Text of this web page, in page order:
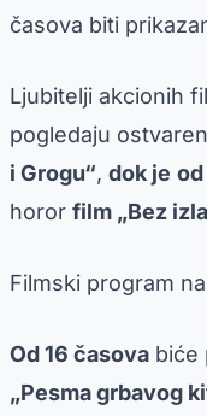
časova biti
Ljubitelji akcionih
pogledaju
i Grogu“, dok je od
horor film „Bez
Filmski program
Od 16 časova biće
„Pesma grbavog